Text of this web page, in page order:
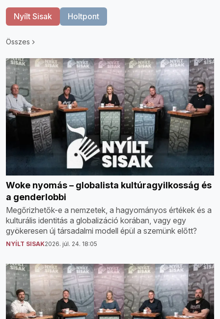
Nyílt Sisak Holtpont
Összes
Woke nyomás – globalista kultúragyilkosság és
a genderlobbi
Megőrizhetők-e a nemzetek, a hagyományos értékek és a
kulturális identitás a globalizáció korában, vagy egy
gyökeresen új társadalmi modell épül a szemünk előtt?
NYÍLT SISAK2026. júl. 24. 18:05